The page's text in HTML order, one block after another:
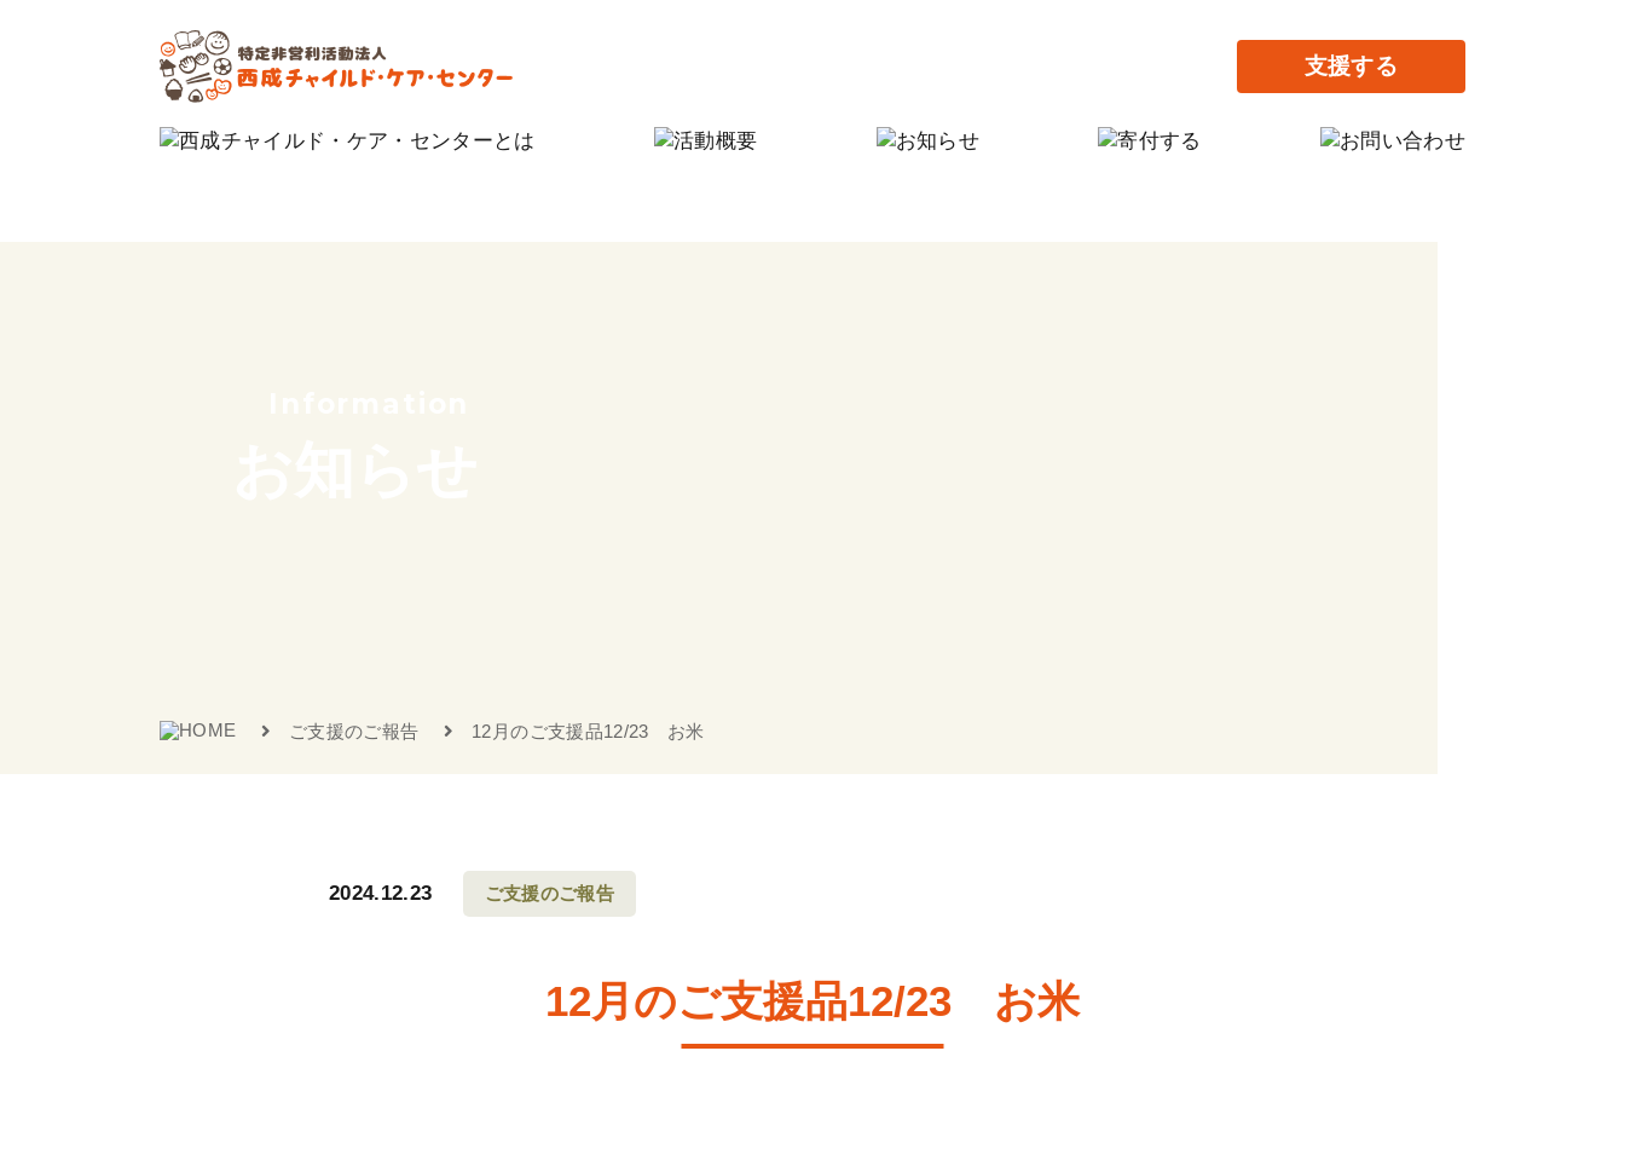
支援する
ご支援のご報告 12月のご支援品12/23 お米
2024.12.23 ご支援のご報告
12月のご支援品12/23 お米